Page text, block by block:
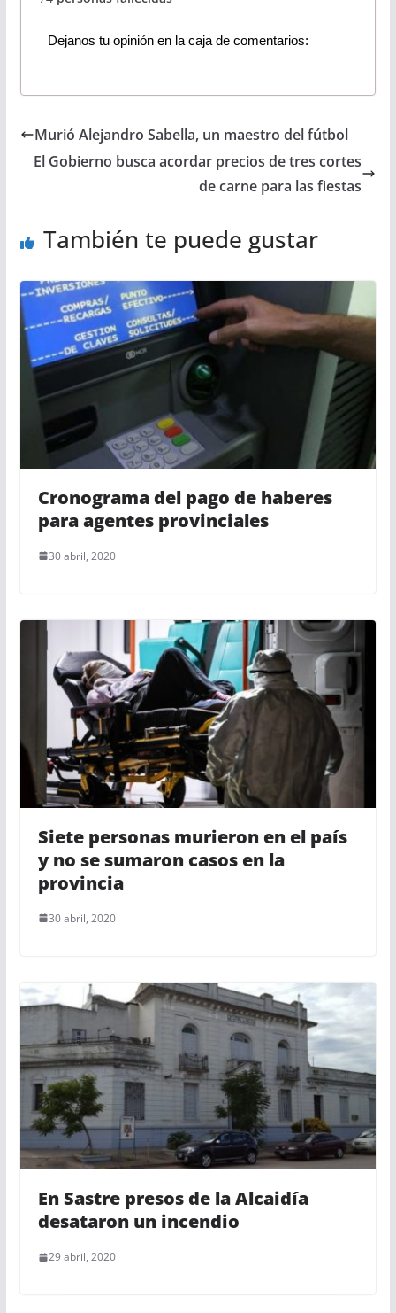
Dejanos tu opinión en la caja de comentarios:
Murió Alejandro Sabella, un maestro del fútbol
El Gobierno busca acordar precios de tres cortes
de carne para las fiestas
También te puede gustar
Cronograma del pago de haberes
para agentes provinciales
30 abril, 2020
Siete personas murieron en el país
y no se sumaron casos en la
provincia
30 abril, 2020
En Sastre presos de la Alcaidía
desataron un incendio
29 abril, 2020